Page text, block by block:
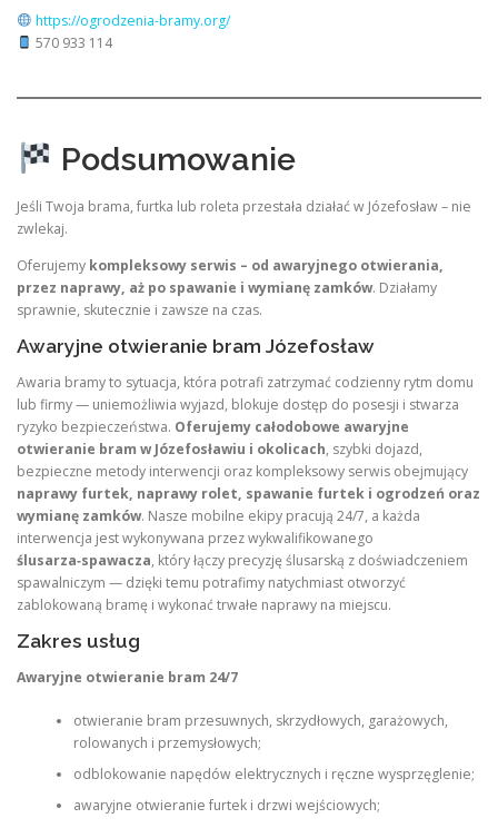
https://ogrodzenia-bramy.org/
570 933 114
Podsumowanie
Jeśli Twoja brama, furtka lub roleta przestała działać w Józefosław – nie
zwlekaj.
Oferujemy kompleksowy serwis – od awaryjnego otwierania,
przez naprawy, aż po spawanie i wymianę zamków. Działamy
sprawnie, skutecznie i zawsze na czas.
Awaryjne otwieranie bram Józefosław
Awaria bramy to sytuacja, która potrafi zatrzymać codzienny rytm domu
lub firmy — uniemożliwia wyjazd, blokuje dostęp do posesji i stwarza
ryzyko bezpieczeństwa. Oferujemy całodobowe awaryjne
otwieranie bram w Józefosławiu i okolicach, szybki dojazd,
bezpieczne metody interwencji oraz kompleksowy serwis obejmujący
naprawy furtek, naprawy rolet, spawanie furtek i ogrodzeń oraz
wymianę zamków. Nasze mobilne ekipy pracują 24/7, a każda
interwencja jest wykonywana przez wykwalifikowanego
ślusarza‑spawacza, który łączy precyzję ślusarską z doświadczeniem
spawalniczym — dzięki temu potrafimy natychmiast otworzyć
zablokowaną bramę i wykonać trwałe naprawy na miejscu.
Zakres usług
Awaryjne otwieranie bram 24/7
otwieranie bram przesuwnych, skrzydłowych, garażowych,
rolowanych i przemysłowych;
odblokowanie napędów elektrycznych i ręczne wysprzęglenie;
awaryjne otwieranie furtek i drzwi wejściowych;